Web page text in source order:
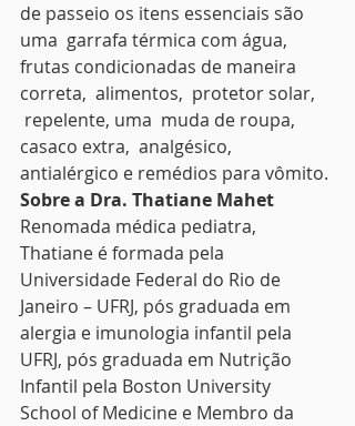
de passeio os itens essenciais são
uma  garrafa térmica com água,
frutas condicionadas de maneira
correta,  alimentos,  protetor solar,
repelente, uma  muda de roupa,
casaco extra,  analgésico,
antialérgico e remédios para vômito.
Sobre a Dra. Thatiane Mahet
Renomada médica pediatra,
Thatiane é formada pela
Universidade Federal do Rio de
Janeiro – UFRJ, pós graduada em
alergia e imunologia infantil pela
UFRJ, pós graduada em Nutrição
Infantil pela Boston University
School of Medicine e Membro da